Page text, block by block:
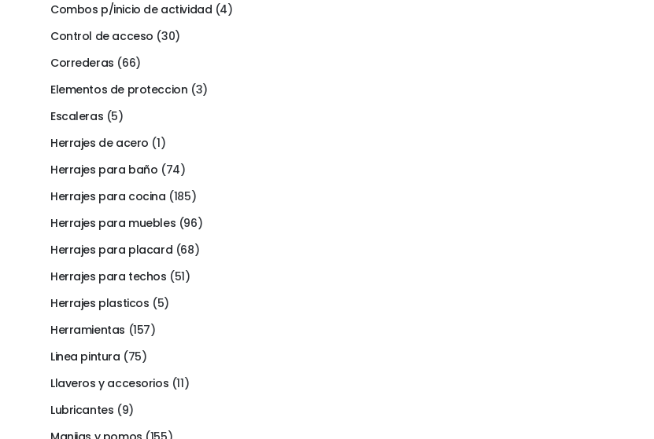
Combos p/inicio de actividad (4)
Control de acceso (30)
Correderas (66)
Elementos de proteccion (3)
Escaleras (5)
Herrajes de acero (1)
Herrajes para baño (74)
Herrajes para cocina (185)
Herrajes para muebles (96)
Herrajes para placard (68)
Herrajes para techos (51)
Herrajes plasticos (5)
Herramientas (157)
Linea pintura (75)
Llaveros y accesorios (11)
Lubricantes (9)